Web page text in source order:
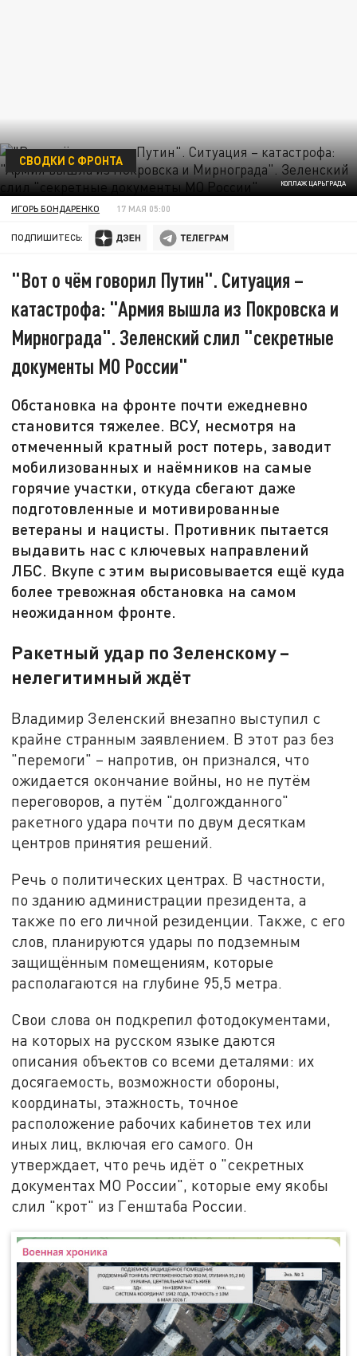
КОЛЛАЖ ЦАРЬГРАДА
СВОДКИ С ФРОНТА
ИГОРЬ БОНДАРЕНКО 17 МАЯ 05:00
ПОДПИШИТЕСЬ:
"Вот о чём говорил Путин". Ситуация –
катастрофа: "Армия вышла из Покровска и
Мирнограда". Зеленский слил "секретные
документы МО России"
Обстановка на фронте почти ежедневно
становится тяжелее. ВСУ, несмотря на
отмеченный кратный рост потерь, заводит
мобилизованных и наёмников на самые
горячие участки, откуда сбегают даже
подготовленные и мотивированные
ветераны и нацисты. Противник пытается
выдавить нас с ключевых направлений
ЛБС. Вкупе с этим вырисовывается ещё куда
более тревожная обстановка на самом
неожиданном фронте.
Ракетный удар по Зеленскому –
нелегитимный ждёт
Владимир Зеленский внезапно выступил с
крайне странным заявлением. В этот раз без
"перемоги" – напротив, он признался, что
ожидается окончание войны, но не путём
переговоров, а путём "долгожданного"
ракетного удара почти по двум десяткам
центров принятия решений.
Речь о политических центрах. В частности,
по зданию администрации президента, а
также по его личной резиденции. Также, с его
слов, планируются удары по подземным
защищённым помещениям, которые
располагаются на глубине 95,5 метра.
Свои слова он подкрепил фотодокументами,
на которых на русском языке даются
описания объектов со всеми деталями: их
досягаемость, возможности обороны,
координаты, этажность, точное
расположение рабочих кабинетов тех или
иных лиц, включая его самого. Он
утверждает, что речь идёт о "секретных
документах МО России", которые ему якобы
слил "крот" из Генштаба России.